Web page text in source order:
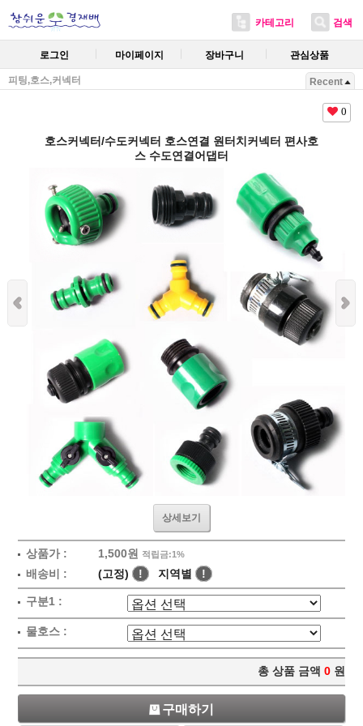
카테고리 검색
로그인 마이페이지 장바구니 관심상품
피팅,호스,커넥터 Recent
0
호스커넥터/수도커넥터 호스연결 원터치커넥터 편사호
스 수도연결어댑터
상세보기
상품가 : 1,500원 적립금:1%
배송비 : (고정) ! 지역별 !
구분1 :
물호스 :
총 상품 금액 0 원
구매하기